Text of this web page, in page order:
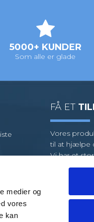
medier og
vores
kan
5000+ KUNDER
Som alle er glade
FÅ ET
Vores
til at hjælpe
Vi har et
kræver din
team af